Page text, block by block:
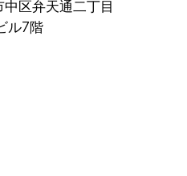
区弁天通二丁目
ル7階